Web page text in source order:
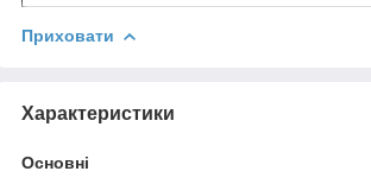
Приховати
Характеристики
Основні